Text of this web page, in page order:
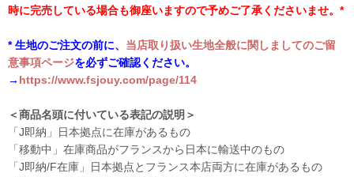
時に完売している場合も御座いますので予めご了承くださいませ。*
* 生地のご注文の前に、 当店取り扱い生地全般に関しましてのご留
意事項ページを必ずご確認ください。
→ https://www.fsjouy.com/page/114
＜商品名頭に付いている表記の説明＞
「J即納」日本拠点に在庫があるもの
「移動中」在庫商品がフランスから日本に輸送中のもの
「J即納/F在庫」日本拠点とフランス本店両方に在庫があるもの